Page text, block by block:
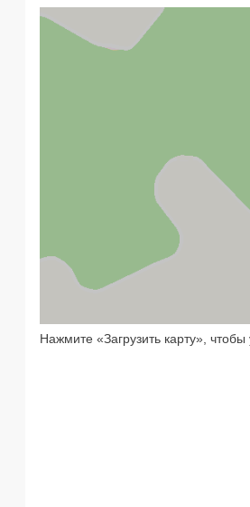
Нажмите «Загрузить карту»,